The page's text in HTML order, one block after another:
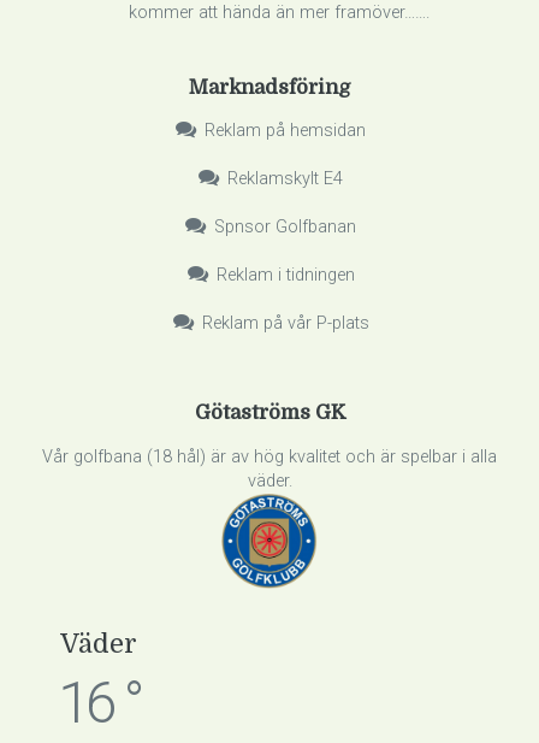
kommer att hända än mer framöver…….
Marknadsföring
Reklam på hemsidan
Reklamskylt E4
Spnsor Golfbanan
Reklam i tidningen
Reklam på vår P-plats
Götaströms GK
Vår golfbana (18 hål) är av hög kvalitet och är spelbar i alla
väder.
Väder
16 °